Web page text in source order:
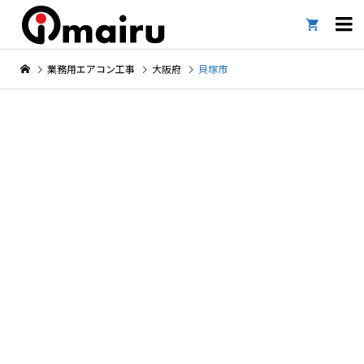

業務用エアコン工事 大阪府 貝塚市